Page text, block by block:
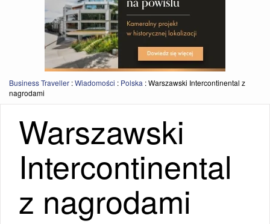
Business Traveller :Wiadomości : Polska :Warszawski Intercontinental z
nagrodami
Warszawski
Intercontinental
z nagrodami